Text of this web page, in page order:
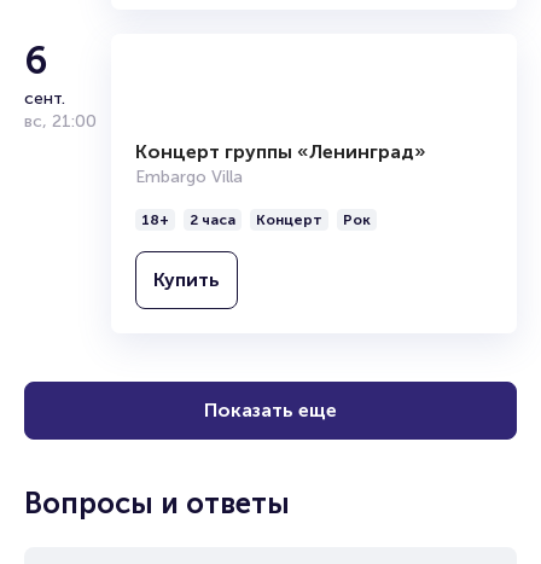
Брокерам
Организаторам
6
сент.
вс, 21:00
Концерт группы «Ленинград»
Embargo Villa
18+ 2 часа Концерт Рок
Купить
Показать еще
Вопросы и ответы